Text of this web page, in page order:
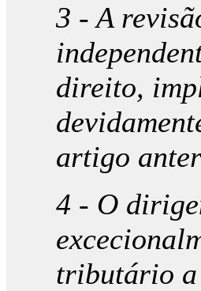
3 - A
direito,
artigo
4 - O
tributário a